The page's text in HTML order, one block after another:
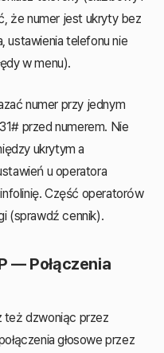
że numer jest ukryty bez
ustawienia telefonu nie
w menu).
numer przy jednym
przed numerem. Nie
ukrytym a
u operatora
Część operatorów
(sprawdź cennik).
— Połączenia
też dzwoniąc przez
głosowe przez